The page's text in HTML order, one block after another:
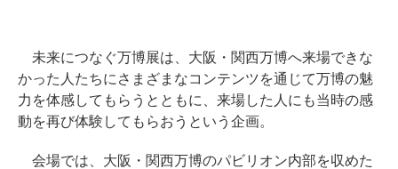
未来につなぐ万博展は、大阪・関西万博へ来場できな
かった人たちにさまざまなコンテンツを通じて万博の魅
力を体感してもらうとともに、来場した人にも当時の感
動を再び体験してもらおうという企画。
会場では、大阪・関西万博のパビリオン内部を収めた